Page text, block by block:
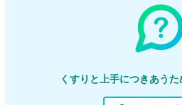
くすりと上手につきあう